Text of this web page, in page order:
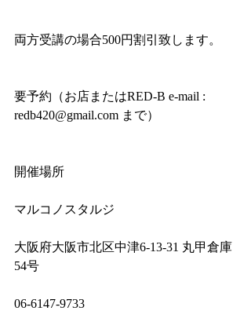
両方受講の場合500円割引致します。
要予約（お店またはRED-B e-mail :
redb420@gmail.com まで）
開催場所
マルコノスタルジ
大阪府大阪市北区中津6-13-31 丸甲倉庫
54号
06-6147-9733